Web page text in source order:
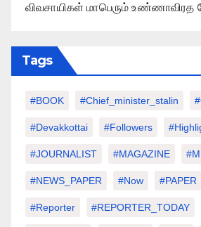
விவசாயிகள் மாபெரும் உண்ணாவிரத
Tags
#BOOK #chief_minister_stalin
#devakkottai #followers
#JOURNALIST #MAGAZINE
#NEWS_PAPER #Now #PAPER
#Reporter #REPORTER_TODAY